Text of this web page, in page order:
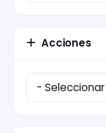
Acciones